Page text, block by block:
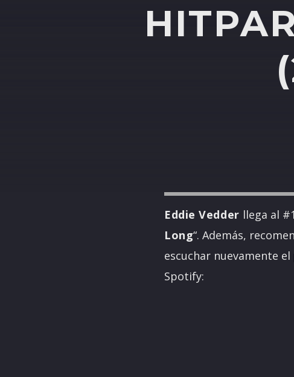
Eddie Vedder llega al
Long“. Además,
escuchar nuevamente
Spotify: